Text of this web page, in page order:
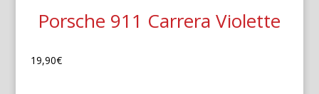
Porsche 911 Carrera Violette
19,90€